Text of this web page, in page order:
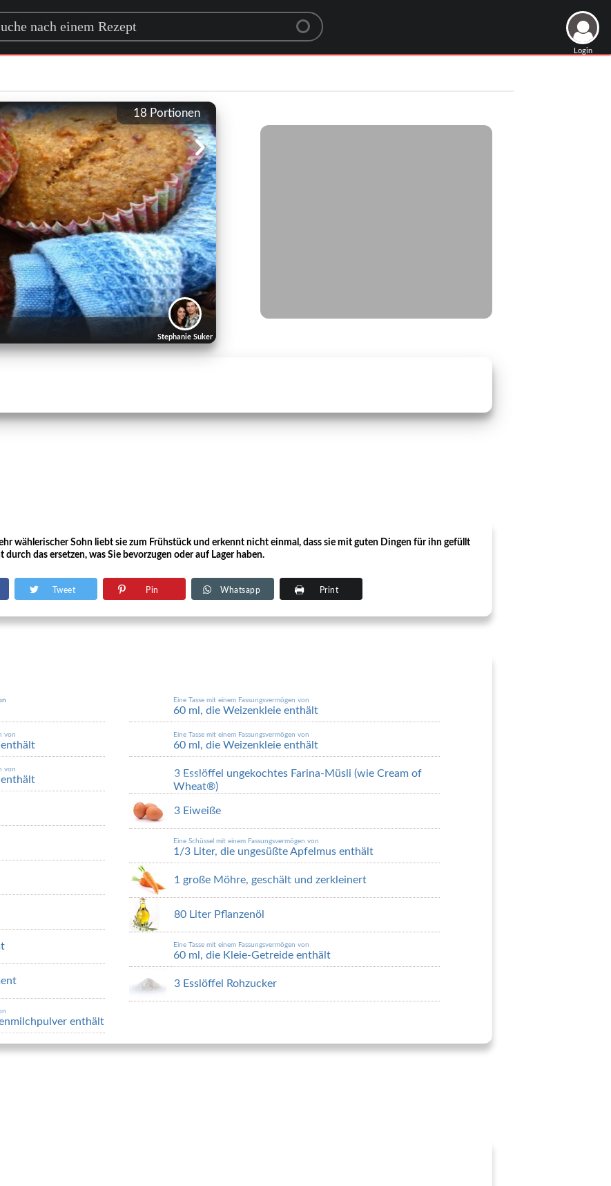
for a recipe
Login
18 Portionen
Stephanie Suker
wählerischer Sohn liebt sie zum Frühstück und erkennt nicht einmal, dass sie mit guten Dingen für ihn gefüllt
das ersetzen, was Sie bevorzugen oder auf Lager haben.
Tweet Pin Whatsapp Print
von
von
enthält
Eine Tasse mit einem Fassungsvermögen von
60 ml, die Weizenkleie enthält
Eine Tasse mit einem Fassungsvermögen von
60 ml, die Weizenkleie enthält
3 Esslöffel ungekochtes Farina-Müsli (wie Cream of
Wheat®)
3 Eiweiße
Eine Schüssel mit einem Fassungsvermögen von
1/3 Liter, die ungesüßte Apfelmus enthält
1 große Möhre, geschält und zerkleinert
80 Liter Pflanzenöl
Eine Tasse mit einem Fassungsvermögen von
60 ml, die Kleie-Getreide enthält
3 Esslöffel Rohzucker